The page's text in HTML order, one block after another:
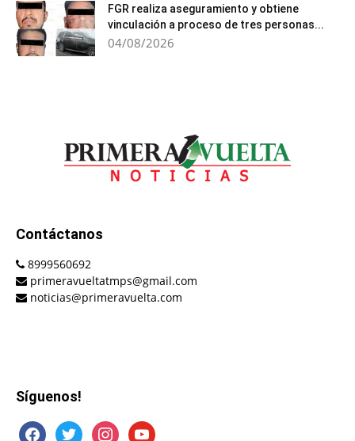
FGR realiza aseguramiento y obtiene
vinculación a proceso de tres personas...
04/08/2026
Contáctanos
8999560692
primeravueltatmps@gmail.com
noticias@primeravuelta.com
Síguenos!
facebooktwitter instagramyoutube